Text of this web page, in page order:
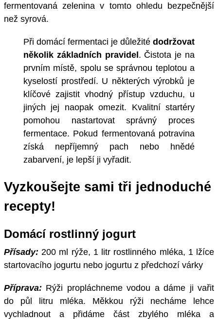
fermentovaná zelenina v tomto ohledu bezpečnější
než syrová.
Při domácí fermentaci je důležité dodržovat
několik základních pravidel. Čistota je na
prvním místě, spolu se správnou teplotou a
kyselostí prostředí. U některých výrobků je
klíčové zajistit vhodný přístup vzduchu, u
jiných jej naopak omezit. Kvalitní startéry
pomohou nastartovat správný proces
fermentace. Pokud fermentovaná potravina
získá nepříjemný pach nebo hnědé
zabarvení, je lepší ji vyřadit.
Vyzkoušejte sami tři jednoduché
recepty!
Domácí rostlinný jogurt
Přísady: 200 ml rýže, 1 litr rostlinného mléka, 1 lžíce
startovacího jogurtu nebo jogurtu z předchozí várky
Příprava: Rýži propláchneme vodou a dáme ji vařit
do půl litru mléka. Měkkou rýži necháme lehce
vychladnout a přidáme část zbylého mléka a